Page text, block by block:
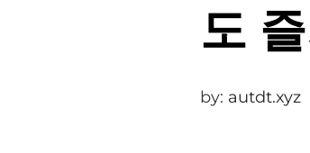
도
by: autdt.xyz